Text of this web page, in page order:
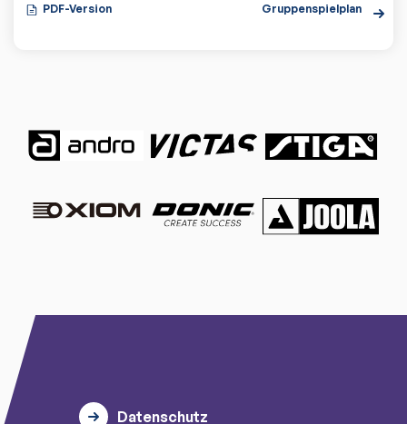
PDF-Version Gruppenspielplan
Datenschutz